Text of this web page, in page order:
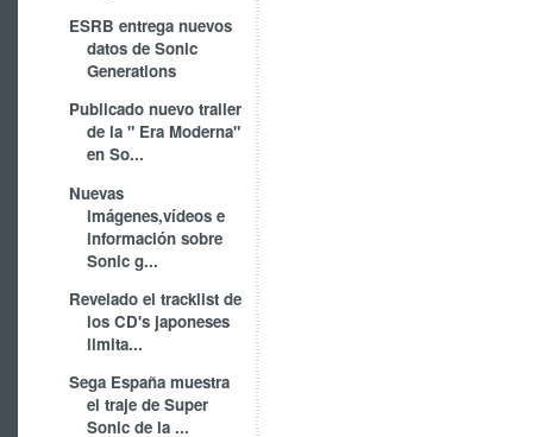
ESRB entrega nuevos
datos de Sonic
Generations
Publicado nuevo trailer
de la " Era Moderna"
en So...
Nuevas
imágenes,vídeos e
información sobre
Sonic g...
Revelado el tracklist de
los CD's japoneses
limita...
Sega España muestra
el traje de Super
Sonic de la ...